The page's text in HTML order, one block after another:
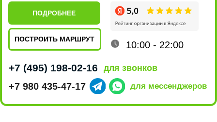
5 звёзд на Яндексе говорят сами за себя,
Качество
ремонта